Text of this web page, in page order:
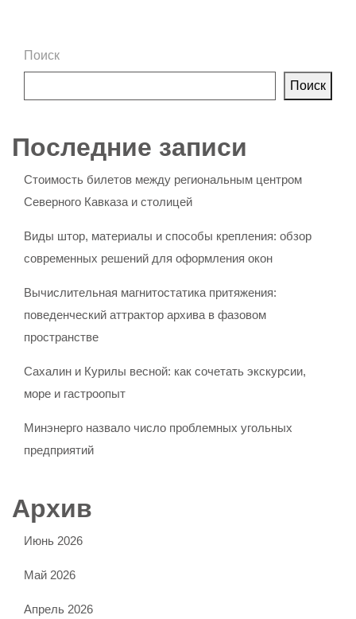
Поиск
Поиск
Последние записи
Стоимость билетов между региональным центром
Северного Кавказа и столицей
Виды штор, материалы и способы крепления: обзор
современных решений для оформления окон
Вычислительная магнитостатика притяжения:
поведенческий аттрактор архива в фазовом
пространстве
Сахалин и Курилы весной: как сочетать экскурсии,
море и гастроопыт
Минэнерго назвало число проблемных угольных
предприятий
Архив
Июнь 2026
Май 2026
Апрель 2026